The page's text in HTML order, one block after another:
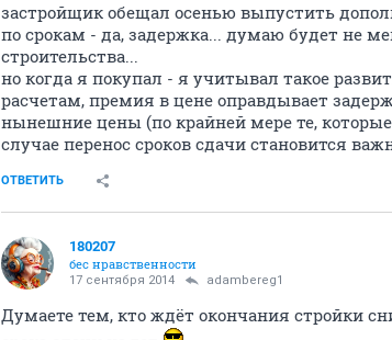
застройщик обещал осенью выпустить
по срокам - да, задержка... думаю будет не
строительства...
но когда я покупал - я учитывал такое
расчетам, премия в цене оправдывает
нынешние цены (по крайней мере те,
случае перенос сроков сдачи становится
ОТВЕТИТЬ
180207
бес нравственности
17 сентября 2014 adambereg1
Думаете тем, кто ждёт окончания стройки